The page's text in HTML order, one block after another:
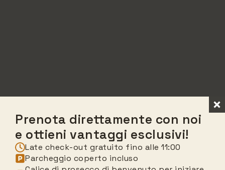
Prenota direttamente con noi
e ottieni vantaggi esclusivi!
Late check-out gratuito fino alle 11:00
Parcheggio coperto incluso